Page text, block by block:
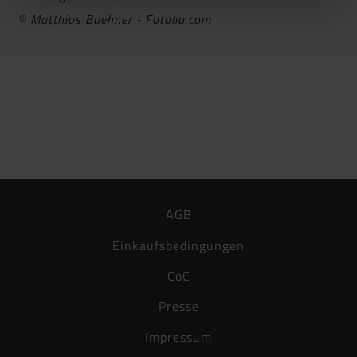
© Matthias Buehner - Fotolia.com
AGB
Einkaufsbedingungen
CoC
Presse
Impressum